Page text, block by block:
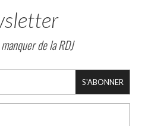
de la RDJ
S'ABONNER